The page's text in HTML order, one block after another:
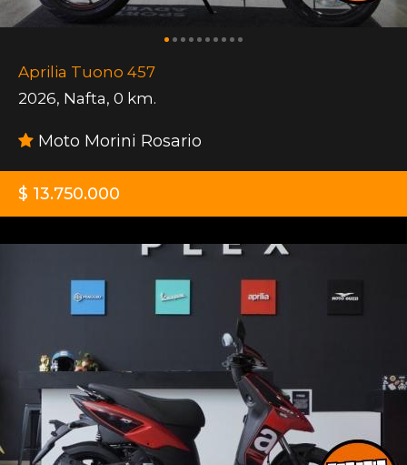
Aprilia Tuono 457
2026, Nafta, 0 km.
Moto Morini Rosario
$ 13.750.000